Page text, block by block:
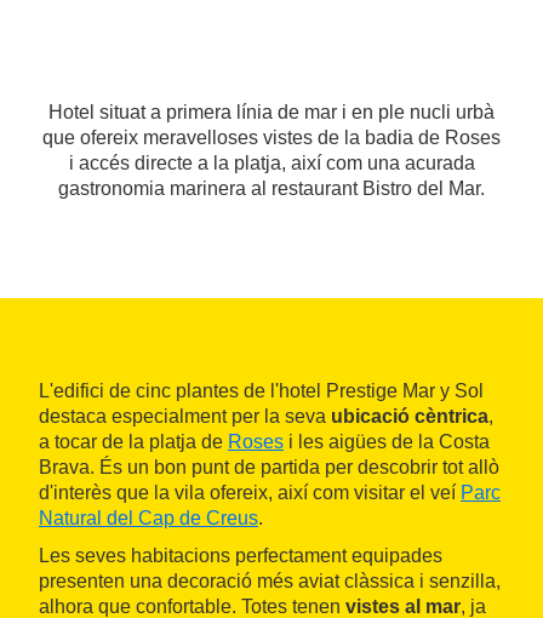
Hotel situat a primera línia de mar i en ple nucli urbà
que ofereix meravelloses vistes de la badia de Roses
i accés directe a la platja, així com una acurada
gastronomia marinera al restaurant Bistro del Mar.
L'edifici de cinc plantes de l'hotel Prestige Mar y Sol
destaca especialment per la seva ubicació cèntrica,
a tocar de la platja de Roses i les aigües de la Costa
Brava. És un bon punt de partida per descobrir tot allò
d'interès que la vila ofereix, així com visitar el veí Parc
Natural del Cap de Creus.
Les seves habitacions perfectament equipades
presenten una decoració més aviat clàssica i senzilla,
alhora que confortable. Totes tenen vistes al mar, ja